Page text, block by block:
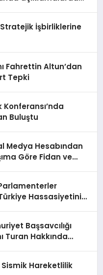
Stratejik İşbirliklerine
Fahrettin Altun’dan
Tepki
Buluştu
Medya Hesabından
Göre Fidan ve
Hassasiyetini
Başsavcılığı
Turan Hakkında
Sismik Hareketlilik